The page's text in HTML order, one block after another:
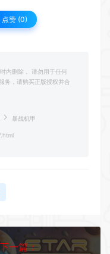
点赞 (0)
内删除， 请勿用于任何
务，请购买正版授权并合
暴战机甲
下一篇：